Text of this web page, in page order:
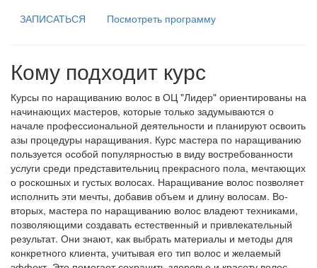
ЗАПИСАТЬСЯ
Посмотреть программу
Кому подходит курс
Курсы по наращиванию волос в ОЦ "Лидер" ориентированы на
начинающих мастеров, которые только задумываются о
начале профессиональной деятельности и планируют освоить
азы процедуры наращивания. Курс мастера по наращиванию
пользуется особой популярностью в виду востребованности
услуги среди представительниц прекрасного пола, мечтающих
о роскошных и густых волосах. Наращивание волос позволяет
исполнить эти мечты, добавив объем и длину волосам. Во-
вторых, мастера по наращиванию волос владеют техниками,
позволяющими создавать естественный и привлекательный
результат. Они знают, как выбрать материалы и методы для
конкретного клиента, учитывая его тип волос и желаемый